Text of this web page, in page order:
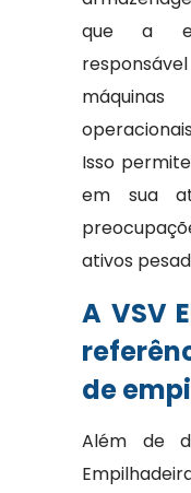
que a
Isso
em sua
ativos
A VSV
de
Além de